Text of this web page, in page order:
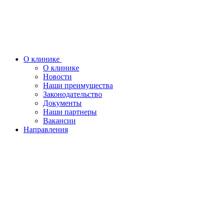
О клинике
О клинике
Новости
Наши преимущества
Законодательство
Документы
Наши партнеры
Вакансии
Направления